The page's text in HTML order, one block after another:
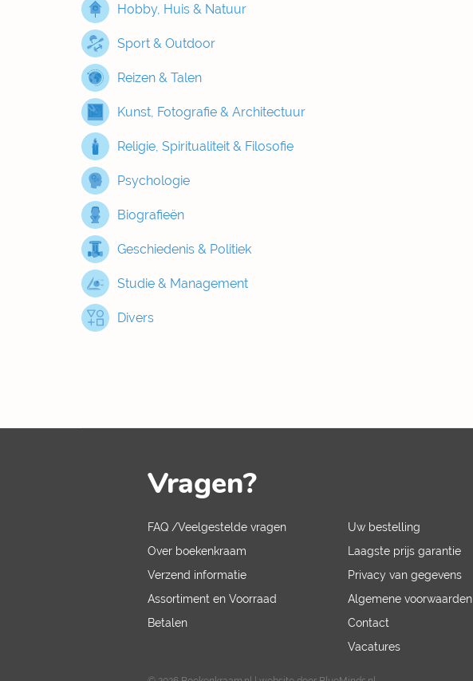
Hobby, Huis & Natuur
Sport & Outdoor
Reizen & Talen
Kunst, Fotografie & Architectuur
Religie, Spiritualiteit & Filosofie
Psychologie
Biografieën
Geschiedenis & Politiek
Studie & Management
Divers
Vragen?
FAQ /Veelgestelde vragen
Over boekenkraam
Verzend informatie
Assortiment en Voorraad
Betalen
Uw bestelling
Laagste prijs garantie
Privacy van gegevens
Algemene voorwaarden
Contact
Vacatures